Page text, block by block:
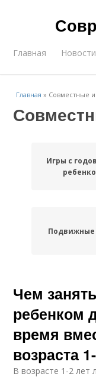
Главная Новости
Главная » Совместные
Игры с
Подвижные
Игры в
Простые
Чем
ребенком
время
возраста
В возрасте 1-2 лет